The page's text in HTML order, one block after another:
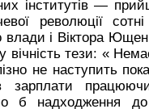
інститутів —
революції
влади і Віктора
вічність тези: «
не наступить
зарплати
б надходження